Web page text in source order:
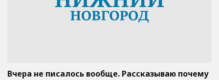
Вчера не писалось вообще. Рассказываю почему